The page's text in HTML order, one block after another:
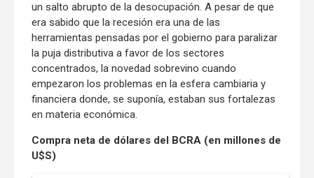
un salto abrupto de la desocupación. A pesar de que
era sabido que la recesión era una de las
herramientas pensadas por el gobierno para paralizar
la puja distributiva a favor de los sectores
concentrados, la novedad sobrevino cuando
empezaron los problemas en la esfera cambiaria y
financiera donde, se suponía, estaban sus fortalezas
en materia económica.
Compra neta de dólares del BCRA (en millones de
U$S)